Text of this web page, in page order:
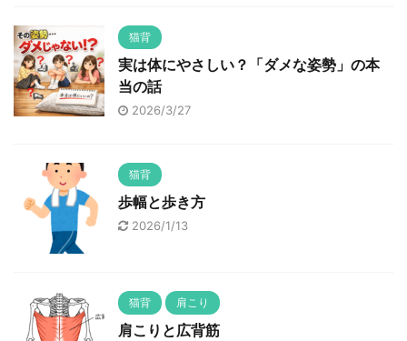
猫背
実は体にやさしい？「ダメな姿勢」の本
当の話
2026/3/27
猫背
歩幅と歩き方
2026/1/13
猫背 肩こり
肩こりと広背筋